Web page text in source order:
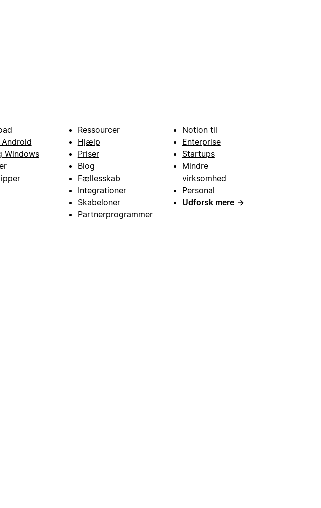
Windows
Ressourcer
Hjælp
Priser
Blog
Fællesskab
Integrationer
Skabeloner
Partnerprogrammer
Notion til
Enterprise
Startups
Mindre
virksomhed
Personal
Udforsk mere →